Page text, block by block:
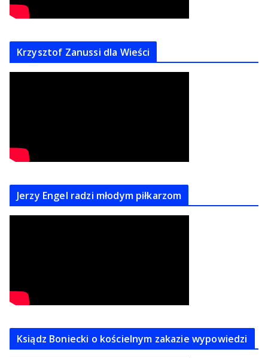
Krzysztof Zanussi dla Wieści
Jerzy Engel radzi młodym piłkarzom
Ksiądz Boniecki o kościelnym zakazie wypowiedzi